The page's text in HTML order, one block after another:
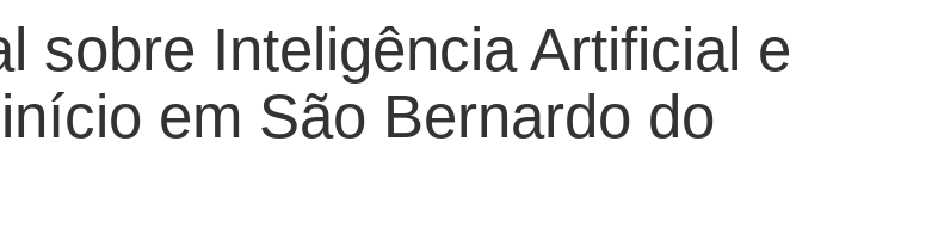
sobre Inteligência Artificial e
em São Bernardo do